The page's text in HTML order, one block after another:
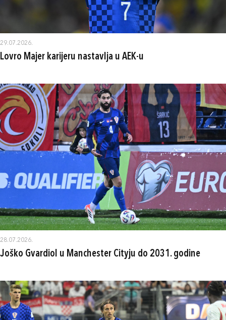
29.07.2026.
Lovro Majer karijeru nastavlja u AEK-u
28.07.2026.
Joško Gvardiol u Manchester Cityju do 2031. godine